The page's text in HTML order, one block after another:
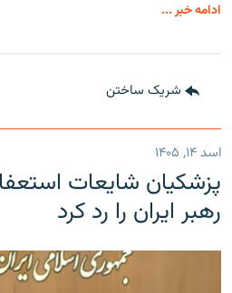
ادامه خبر ...
شریک ساختن
اسد ۱۴, ۱۴۰۵
پزشکیان شایعات
رهبر ایران را رد کرد